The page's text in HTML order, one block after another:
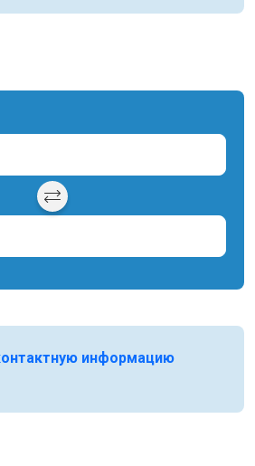
информацию